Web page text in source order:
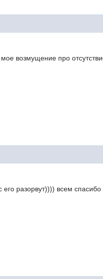
возмущение про
его разорвут)))) всем